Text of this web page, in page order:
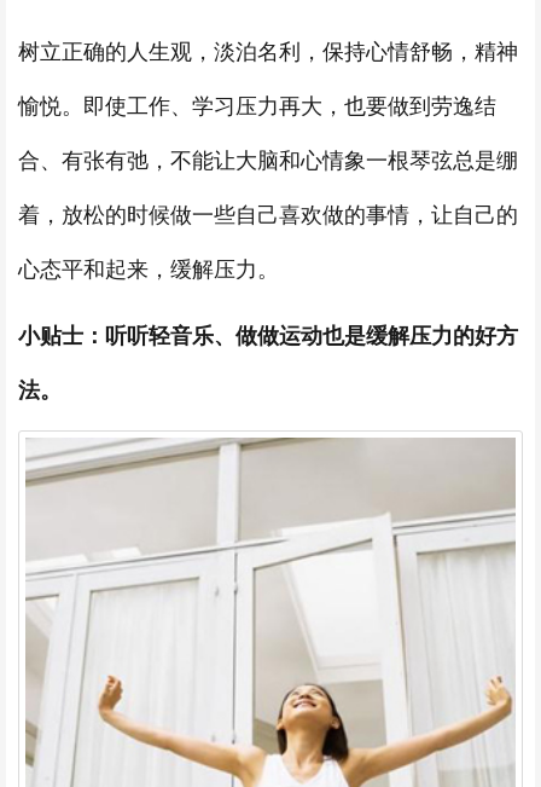
树立正确的人生观，淡泊名利，保持心情舒畅，精神
愉悦。即使工作、学习压力再大，也要做到劳逸结
合、有张有弛，不能让大脑和心情象一根琴弦总是绷
着，放松的时候做一些自己喜欢做的事情，让自己的
心态平和起来，缓解压力。
小贴士：听听轻音乐、做做运动也是缓解压力的好方
法。